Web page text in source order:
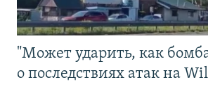
"Может ударить, как
о последствиях атак на